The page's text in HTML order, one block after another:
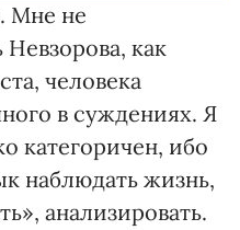
Мне не
как
человека
в суждениях. Я
категоричен, ибо
наблюдать жизнь,
анализировать.